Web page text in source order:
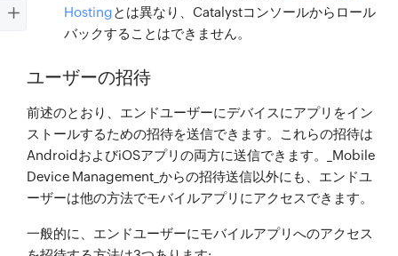
Hostingとは異なり、Catalystコンソールからロール
バックすることはできません。
ユーザーの招待
前述のとおり、エンドユーザーにデバイスにアプリをイン
ストールするための招待を送信できます。これらの招待は
AndroidおよびiOSアプリの両方に送信できます。_Mobile
Device Management_からの招待送信以外にも、エンドユ
ーザーは他の方法でモバイルアプリにアクセスできます。
一般的に、エンドユーザーにモバイルアプリへのアクセス